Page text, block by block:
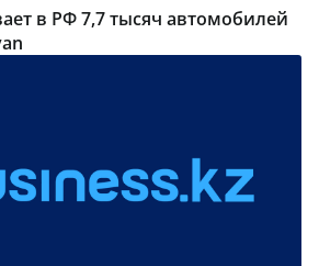
в РФ 7,7 тысяч автомобилей